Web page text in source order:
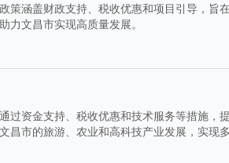
策涵盖财政支持、税收优惠和项目引导，旨
文昌市实现高质量发展。
过资金支持、税收优惠和技术服务等措施，
昌市的旅游、农业和高科技产业发展，实现